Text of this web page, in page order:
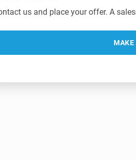
us and place your offer. A
MAKE